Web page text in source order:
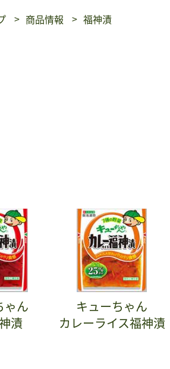
商品情報 福神漬
ゃん
漬
キューちゃん
カレーライス福神漬